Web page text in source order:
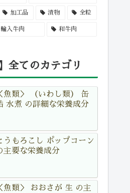
加工品 漬物 全粒
輸入牛肉 和牛肉
全てのカテゴリ
魚類＞ （いわし類） 缶
水煮 の詳細な栄養成分
うもろこし ポップコーン
主要な栄養成分
魚類＞ おおさが 生 の主